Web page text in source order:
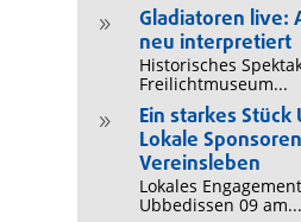
9
Gladiatoren live:
neu interpretiert
Historisches
Freilichtmuseum...
9
Ein starkes
Lokale
Vereinsleben
Lokales
Ubbedissen 09 am...